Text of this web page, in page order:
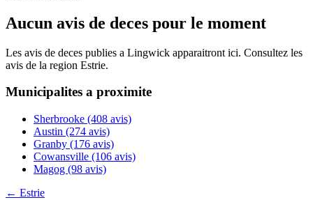
Éternea
Aucun avis de deces pour le moment
Les avis de deces publies a Lingwick apparaitront ici. Consultez les
avis de la region Estrie.
Municipalites a proximite
Sherbrooke (408 avis)
Austin (274 avis)
Granby (176 avis)
Cowansville (106 avis)
Magog (98 avis)
← Estrie